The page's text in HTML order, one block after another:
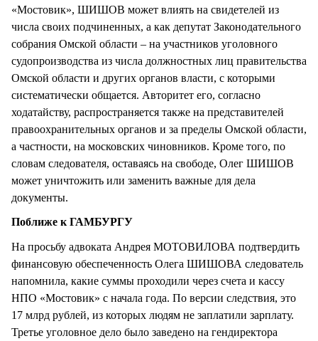
«Мостовик», ШИШОВ может влиять на свидетелей из
числа своих подчиненных, а как депутат Законодательного
собрания Омской области – на участников уголовного
судопроизводства из числа должностных лиц правительства
Омской области и других органов власти, с которыми
систематически общается. Авторитет его, согласно
ходатайству, распространяется также на представителей
правоохранительных органов и за пределы Омской области,
а частности, на московских чиновников. Кроме того, по
словам следователя, оставаясь на свободе, Олег ШИШОВ
может уничтожить или заменить важные для дела
документы.
Поближе к ГАМБУРГУ
На просьбу адвоката Андрея МОТОВИЛОВА подтвердить
финансовую обеспеченность Олега ШИШОВА следователь
напомнила, какие суммы проходили через счета и кассу
НПО «Мостовик» с начала года. По версии следствия, это
17 млрд рублей, из которых людям не заплатили зарплату.
Третье уголовное дело было заведено на гендиректора